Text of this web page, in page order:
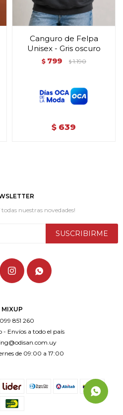
Canguro de Felpa
Unisex - Gris oscuro
$ 799 $ 1.190
$ 639
MIXUP
099 851 260
- Envíos a todo el país
de 09:00 a 17:00
nuestras novedades!
SUSCRIBIRME
 